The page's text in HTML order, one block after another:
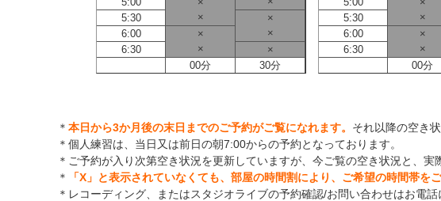
5:30
×
×
6:00
×
×
6:30
×
×
00分
30分
5:30
×
6:00
×
6:30
×
00分
＊ 本日から3か月後の末日までのご予約がご覧になれます。 それ以降の空き
＊個人練習は、当日又は前日の朝7:00からの予約となっております。
＊ご予約が入り次第空き状況を更新していますが、今ご覧の空き状況と、実
＊
「X」と表示されていなくても、部屋の時間割により、ご希望の時間帯を
＊レコーディング、またはスタジオライブの予約確認/お問い合わせはお電話